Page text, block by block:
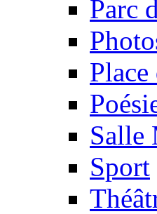
Parc
Salle
Sport